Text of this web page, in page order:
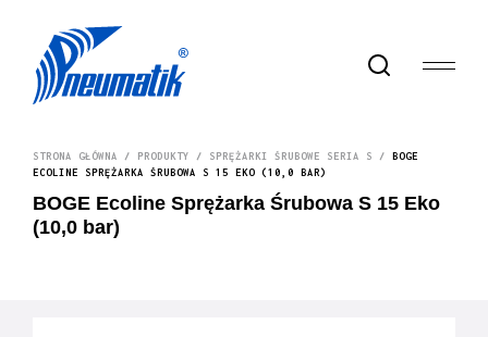
STRONA GŁÓWNA / PRODUKTY / SPRĘŻARKI ŚRUBOWE SERIA S / BOGE
ECOLINE SPRĘŻARKA ŚRUBOWA S 15 EKO (10,0 BAR)
BOGE Ecoline Sprężarka Śrubowa S 15 Eko
(10,0 bar)